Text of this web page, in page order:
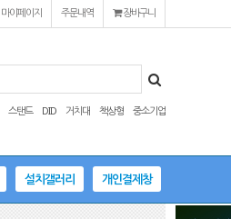
마이페이지 주문내역 장바구니
스탠드 DID 거치대 책상형 중소기업
설치갤러리 개인결제창